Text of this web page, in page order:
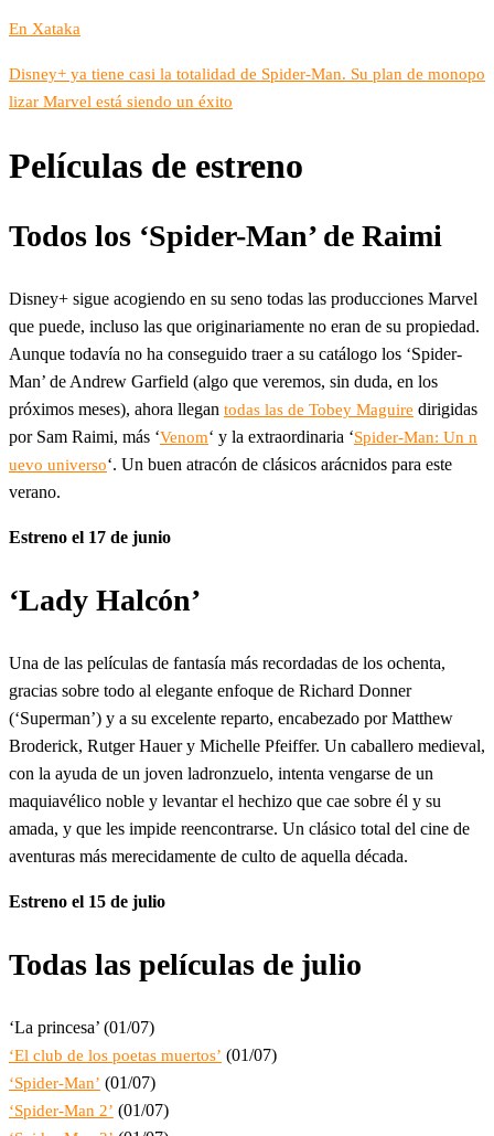
En Xataka
Disney+ ya tiene casi la totalidad de Spider-Man. Su plan de monopo
lizar Marvel está siendo un éxito
Películas de estreno
Todos los ‘Spider-Man’ de Raimi
Disney+ sigue acogiendo en su seno todas las producciones Marvel
que puede, incluso las que originariamente no eran de su propiedad.
Aunque todavía no ha conseguido traer a su catálogo los ‘Spider-
Man’ de Andrew Garfield (algo que veremos, sin duda, en los
próximos meses), ahora llegan todas las de Tobey Maguire dirigidas
por Sam Raimi, más ‘Venom‘ y la extraordinaria ‘Spider-Man: Un n
uevo universo‘. Un buen atracón de clásicos arácnidos para este
verano.
Estreno el 17 de junio
‘Lady Halcón’
Una de las películas de fantasía más recordadas de los ochenta,
gracias sobre todo al elegante enfoque de Richard Donner
(‘Superman’) y a su excelente reparto, encabezado por Matthew
Broderick, Rutger Hauer y Michelle Pfeiffer. Un caballero medieval,
con la ayuda de un joven ladronzuelo, intenta vengarse de un
maquiavélico noble y levantar el hechizo que cae sobre él y su
amada, y que les impide reencontrarse. Un clásico total del cine de
aventuras más merecidamente de culto de aquella década.
Estreno el 15 de julio
Todas las películas de julio
‘La princesa’ (01/07)
‘El club de los poetas muertos’ (01/07)
‘Spider-Man’ (01/07)
‘Spider-Man 2’ (01/07)